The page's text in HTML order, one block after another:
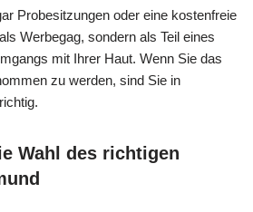
Probesitzungen oder eine kostenfreie
Werbegag, sondern als Teil eines
mit Ihrer Haut. Wenn Sie das
zu werden, sind Sie in
Wahl des richtigen